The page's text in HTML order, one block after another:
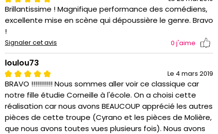
Brillantissime ! Magnifique performance des comédiens,
excellente mise en scène qui dépoussière le genre. Bravo
!
Signaler cet avis 0 j'aime
loulou73
Le 4 mars 2019
BRAVO !!!!!!!!!!! Nous sommes aller voir ce classique car
notre fille étudie Corneille à l'école. On a choisi cette
réalisation car nous avons BEAUCOUP apprécié les autres
pièces de cette troupe (Cyrano et les pièces de Molière,
que nous avons toutes vues plusieurs fois). Nous avons